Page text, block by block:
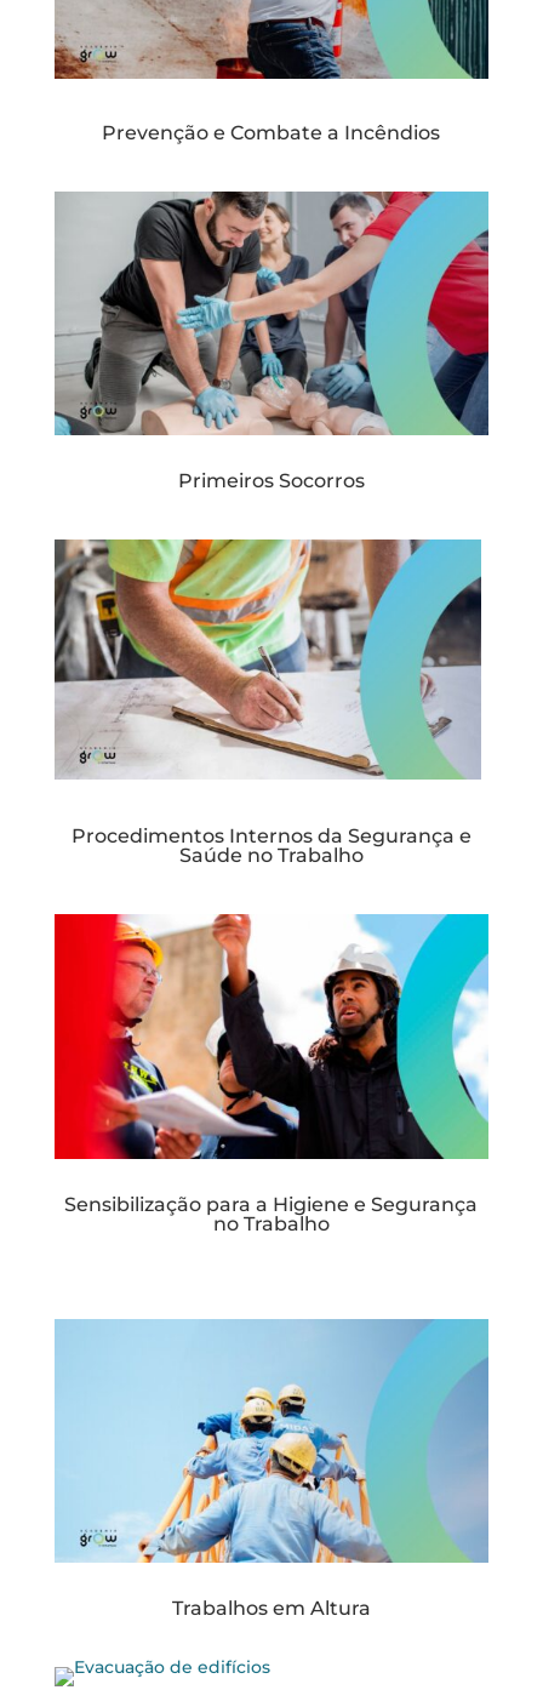
Prevenção e Combate a Incêndios
Primeiros Socorros
Procedimentos Internos da Segurança e
Saúde no Trabalho
Sensibilização para a Higiene e Segurança
no Trabalho
Trabalhos em Altura